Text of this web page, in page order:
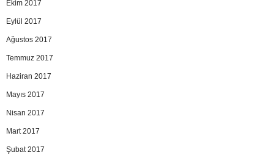
Ekim 2017
Eylül 2017
Ağustos 2017
Temmuz 2017
Haziran 2017
Mayıs 2017
Nisan 2017
Mart 2017
Şubat 2017